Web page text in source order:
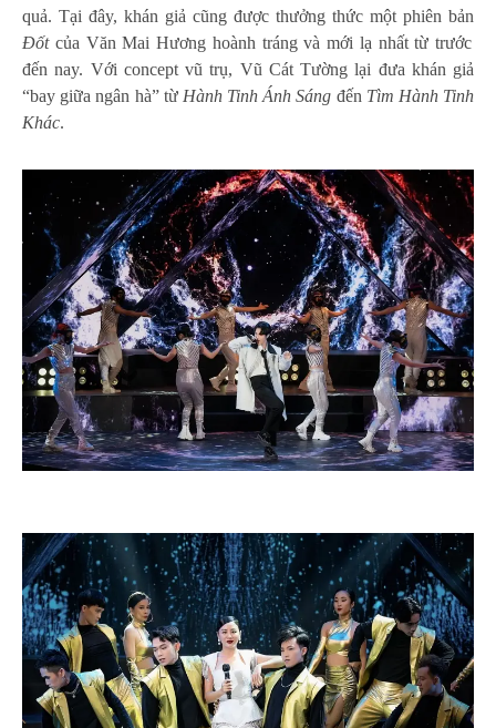
quả. Tại đây, khán giả cũng được thưởng thức một phiên bản
Đốt của Văn Mai Hương hoành tráng và mới lạ nhất từ trước
đến nay. Với concept vũ trụ, Vũ Cát Tường lại đưa khán giả
“bay giữa ngân hà” từ Hành Tinh Ánh Sáng đến Tìm Hành Tinh
Khác.